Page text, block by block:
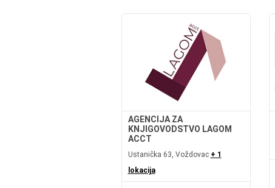
AGENCIJA ZA
KNJIGOVODSTVO LAGOM
ACCT
Ustanička 63, Voždovac + 1
lokacija